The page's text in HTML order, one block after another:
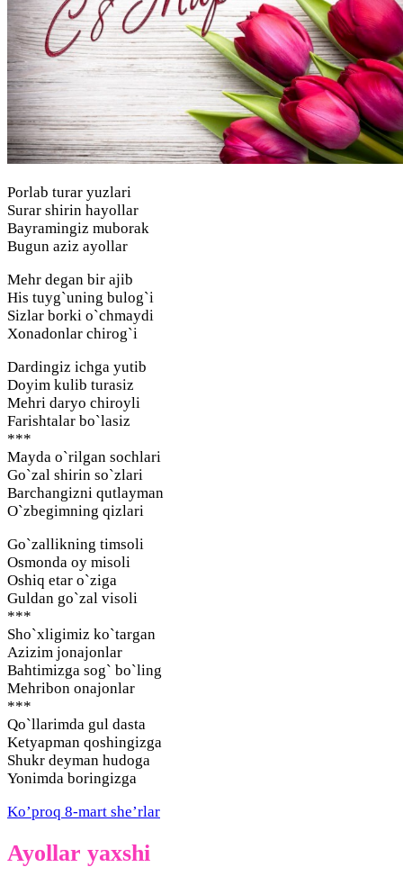
Porlab turar yuzlari
Surar shirin hayollar
Bayramingiz muborak
Bugun aziz ayollar
Mehr degan bir ajib
His tuyg`uning bulog`i
Sizlar borki o`chmaydi
Xonadonlar chirog`i
Dardingiz ichga yutib
Doyim kulib turasiz
Mehri daryo chiroyli
Farishtalar bo`lasiz
***
Mayda o`rilgan sochlari
Go`zal shirin so`zlari
Barchangizni qutlayman
O`zbegimning qizlari
Go`zallikning timsoli
Osmonda oy misoli
Oshiq etar o`ziga
Guldan go`zal visoli
***
Sho`xligimiz ko`targan
Azizim jonajonlar
Bahtimizga sog` bo`ling
Mehribon onajonlar
***
Qo`llarimda gul dasta
Ketyapman qoshingizga
Shukr deyman hudoga
Yonimda boringizga
Ko’proq 8-mart she’rlar
Ayollar yaxshi